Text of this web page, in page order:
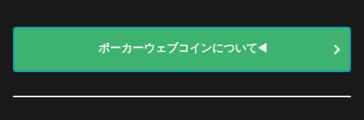
ポーカーウェブコインについて◀️